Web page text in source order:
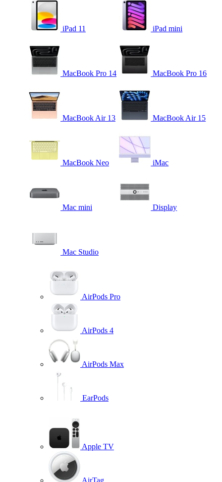
iPad 11 iPad mini
MacBook Pro 14 MacBook Pro 16
MacBook Air 13 MacBook Air 15
MacBook Neo iMac
Mac mini Display
Mac Studio
AirPods Pro
AirPods 4
AirPods Max
EarPods
Apple TV